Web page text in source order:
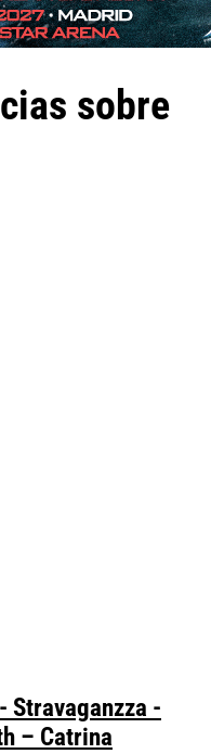
sobre
Stravaganzza -
– Catrina